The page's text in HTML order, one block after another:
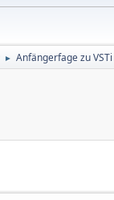
► Anfängerfage zu VSTi